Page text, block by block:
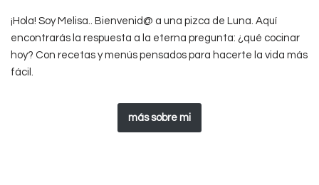
¡Hola! Soy Melisa.. Bienvenid@ a una pizca de Luna. Aquí
encontrarás la respuesta a la eterna pregunta: ¿qué cocinar
hoy? Con recetas y menús pensados para hacerte la vida más
fácil.
más sobre mi